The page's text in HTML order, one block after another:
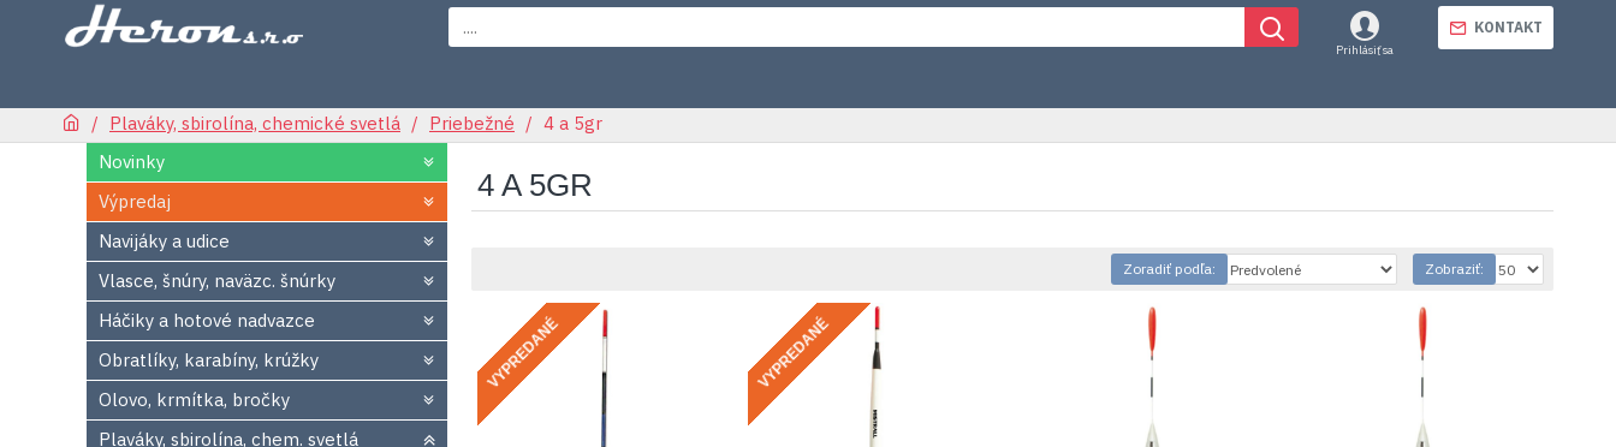
Prihlásiť sa
KONTAKT
Plaváky, sbirolína, chemické svetlá Priebežné
4 a 5gr
Novinky
Výpredaj
Navijáky a udice
Vlasce, šnúry, naväzc. šnúrky
Háčiky a hotové nadvazce
Obratlíky, karabíny, krúžky
Olovo, krmítka, bročky
Plaváky, sbirolína, chem. svetlá
4 A 5GR
Zoradiť podľa: Zobraziť:
VYPREDANÉ VYPREDANÉ